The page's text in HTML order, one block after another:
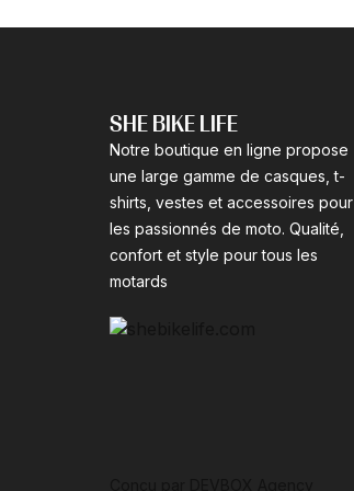
SHE BIKE LIFE
Notre boutique en ligne propose
une large gamme de casques, t-
shirts, vestes et accessoires pour
les passionnés de moto. Qualité,
confort et style pour tous les
motards